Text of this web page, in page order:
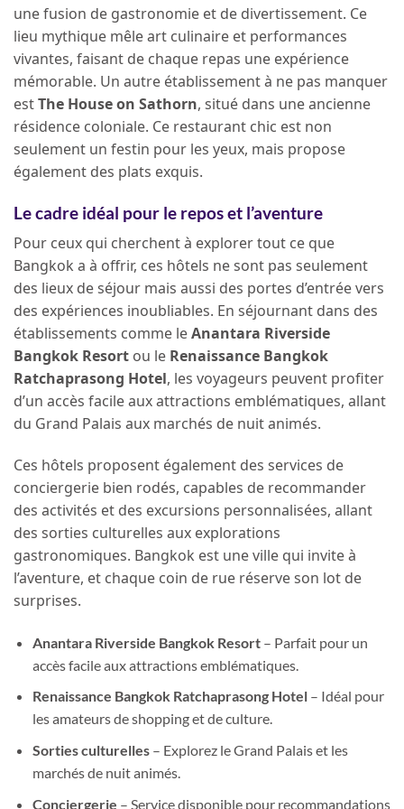
une fusion de gastronomie et de divertissement. Ce
lieu mythique mêle art culinaire et performances
vivantes, faisant de chaque repas une expérience
mémorable. Un autre établissement à ne pas manquer
estThe House on Sathorn, situé dans une ancienne
résidence coloniale. Ce restaurant chic est non
seulement un festin pour les yeux, mais propose
également des plats exquis.
Le cadre idéal pour le repos et l’aventure
Pour ceux qui cherchent à explorer tout ce que
Bangkok a à offrir, ces hôtels ne sont pas seulement
des lieux de séjour mais aussi des portes d’entrée vers
des expériences inoubliables. En séjournant dans des
établissements comme leAnantara Riverside
Bangkok Resort ou le Renaissance Bangkok
Ratchaprasong Hotel, les voyageurs peuvent profiter
d’un accès facile aux attractions emblématiques, allant
du Grand Palais aux marchés de nuit animés.
Ces hôtels proposent également des services de
conciergerie bien rodés, capables de recommander
des activités et des excursions personnalisées, allant
des sorties culturelles aux explorations
gastronomiques. Bangkok est une ville qui invite à
l’aventure, et chaque coin de rue réserve son lot de
surprises.
Anantara Riverside Bangkok Resort– Parfait pour un
accès facile aux attractions emblématiques.
Renaissance Bangkok Ratchaprasong Hotel– Idéal pour
les amateurs de shopping et de culture.
Sorties culturelles– Explorez le Grand Palais et les
marchés de nuit animés.
Conciergerie – Service disponible pour recommandations